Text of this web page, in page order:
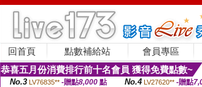
回首頁 點數補給站 會員專區
恭喜五月份消費排行前十名會員 獲得免費點數~
No.3 LV76835** -贈點8,000點 No.4 LV27620** -贈點